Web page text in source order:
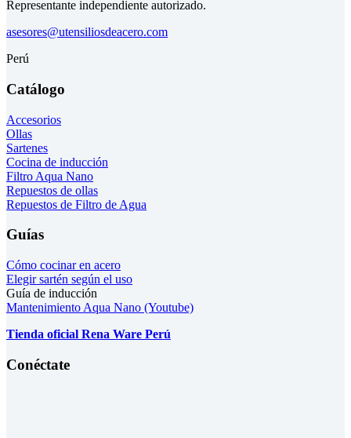
Representante independiente autorizado.
asesores@utensiliosdeacero.com
Perú
Catálogo
Accesorios
Ollas
Sartenes
Cocina de inducción
Filtro Aqua Nano
Repuestos de ollas
Repuestos de Filtro de Agua
Guías
Cómo cocinar en acero
Elegir sartén según el uso
Guía de inducción
Mantenimiento Aqua Nano (Youtube)
Tienda oficial Rena Ware Perú
Conéctate